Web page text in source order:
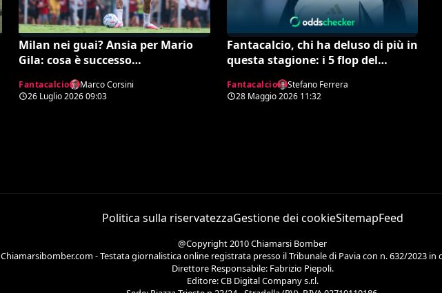
Milan nei guai? Ansia per Mario
Gila: cosa è successo
quando torna
Fantacalcio
Marco Corsini
26 Luglio 202609:03
Fantacalcio, chi ha deluso di più in
questa stagione: i 5 flop del
Fantacalcio
Stefano Ferrera
28 Maggio 2026 11:32
Politica sulla riservatezzaGestione dei cookieSitemapFeed
@Copyright 2010 Chiamarsi Bomber
Chiamarsibomber.com - Testata giornalistica online registrata presso il Tribunale di Pavia con n. 632/2023 in
Direttore Responsabile: Fabrizio Piepoli.
Editore: CB Digital Company s.r.l.